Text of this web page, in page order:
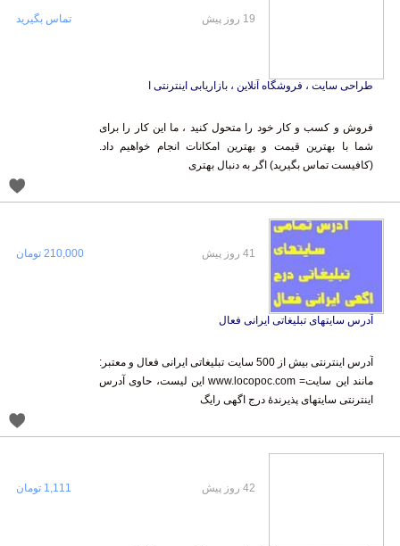
طراحی سایت ، فروشگاه آنلاین ، بازاریابی اینترنتی ا
فروش و کسب و کار خود را متحول کنید ، ما این کار را برای
شما با بهترین قیمت و بهترین امکانات انجام خواهیم داد.
(کافیست تماس بگیرید) اگر به دنبال بهتری
19 روز پیش تماس بگیرید
آدرس سایتهای تبلیغاتی ایرانی فعال
آدرس اینترنتی بیش از 500 سایت تبلیغاتی ایرانی فعال و معتبر:
مانند این سایت= www.locopoc.com این لیست، حاوی آدرس
اینترنتی سایتهای پذیرندۀ درج اگهی رایگ
41 روز پیش 210,000 تومان
42 روز پیش 1,111 تومان